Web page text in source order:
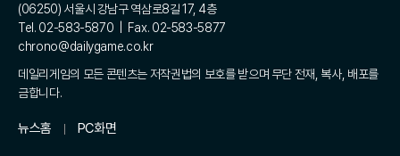
(06250) 서울시 강남구 역삼로8길 17, 4층
Tel. 02-583-5870 | Fax. 02-583-5877
chrono@dailygame.co.kr
데일리게임의 모든 콘텐츠는 저작권법의 보호를 받으며 무단 전재, 복사, 배포를
금합니다.
뉴스홈 PC화면